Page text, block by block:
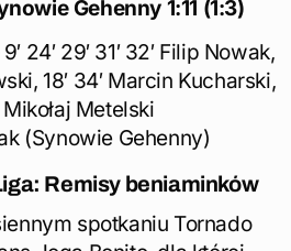
Gehenny 1:11 (1:3)
24′ 29′ 31′ 32′ Filip Nowak,
18′ 34′ Marcin Kucharski,
Mikołaj Metelski
(Synowie Gehenny)
Remisy beniaminków
spotkaniu Tornado